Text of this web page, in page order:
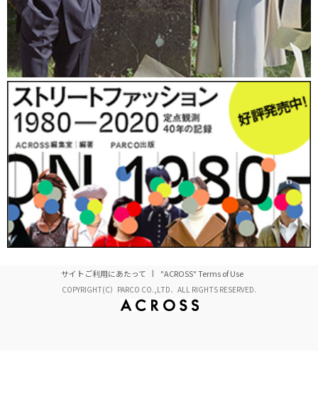
サイトご利用にあたって "ACROSS" Terms of Use
COPYRIGHT(C）PARCO CO.,LTD．ALL RIGHTS RESERVED.